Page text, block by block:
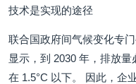
技术是实现的途径
联合国政府间气候变化专
显示，到 2030 年，排放
在 1.5°C 以下。 因此，企